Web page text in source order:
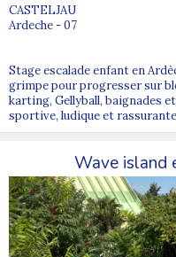
CASTELJAU
Ardeche - 07
Stage escalade enfant en
grimpe pour progresser sur
karting, Gellyball, baignades
sportive, ludique et
Wave island